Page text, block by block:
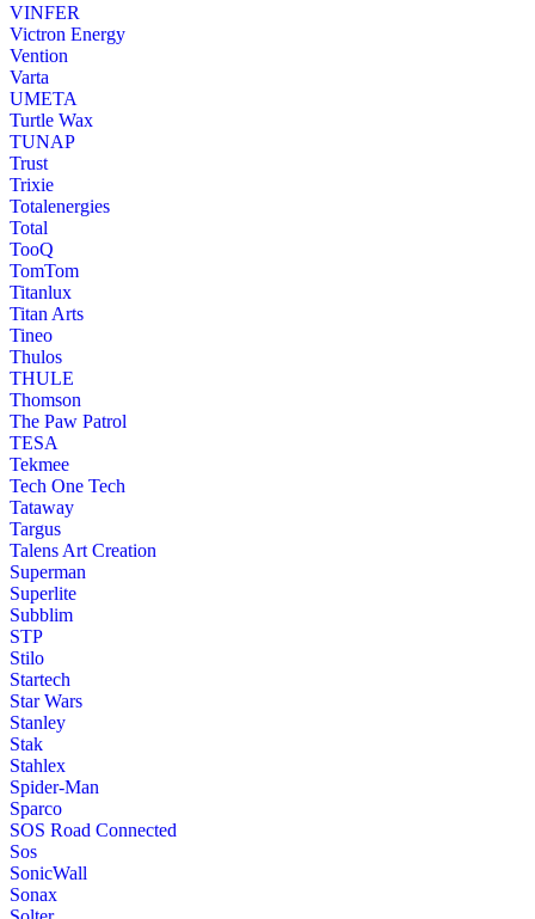
VINFER
Victron Energy
Vention
Varta
UMETA
Turtle Wax
TUNAP
Trust
Trixie
Totalenergies
Total
TooQ
TomTom
Titanlux
Titan Arts
Tineo
Thulos
THULE
Thomson
The Paw Patrol
TESA
Tekmee
Tech One Tech
Tataway
Targus
Talens Art Creation
Superman
Superlite
Subblim
STP
Stilo
Startech
Star Wars
Stanley
Stak
Stahlex
Spider-Man
Sparco
SOS Road Connected
Sos
SonicWall
Sonax